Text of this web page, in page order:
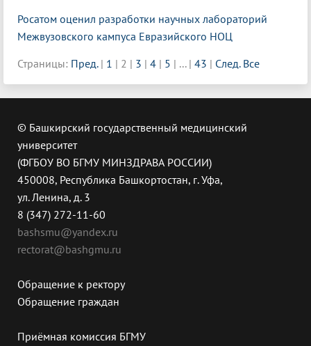
Росатом оценил разработки научных лабораторий
Межвузовского кампуса Евразийского НОЦ
Страницы: Пред. | 1 | 2 | 3 | 4 | 5 | ... | 43 | След. Все
© Башкирский государственный медицинский
университет
(ФГБОУ ВО БГМУ МИНЗДРАВА РОССИИ)
450008, Республика Башкортостан, г. Уфа,
ул. Ленина, д. 3
8 (347) 272-11-60
bashsmu@yandex.ru
rectorat@bashgmu.ru
Обращение к ректору
Обращение граждан
Приёмная комиссия БГМУ